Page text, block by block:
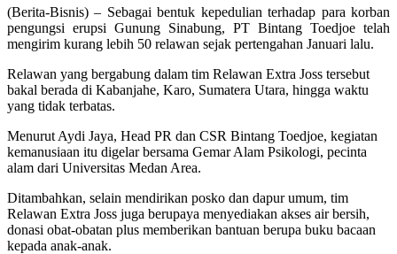
(Berita-Bisnis) – Sebagai bentuk kepedulian terhadap para korban
pengungsi erupsi Gunung Sinabung, PT Bintang Toedjoe telah
mengirim kurang lebih 50 relawan sejak pertengahan Januari lalu.
Relawan yang bergabung dalam tim Relawan Extra Joss tersebut
bakal berada di Kabanjahe, Karo, Sumatera Utara, hingga waktu
yang tidak terbatas.
Menurut Aydi Jaya, Head PR dan CSR Bintang Toedjoe, kegiatan
kemanusiaan itu digelar bersama Gemar Alam Psikologi, pecinta
alam dari Universitas Medan Area.
Ditambahkan, selain mendirikan posko dan dapur umum, tim
Relawan Extra Joss juga berupaya menyediakan akses air bersih,
donasi obat-obatan plus memberikan bantuan berupa buku bacaan
kepada anak-anak.